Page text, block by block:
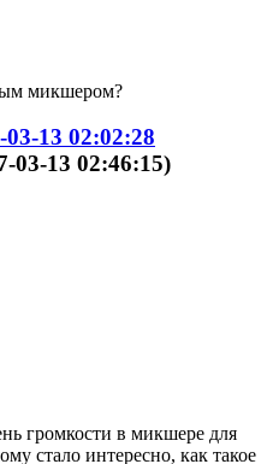
микшером?
03-13 02:02:28
03-13 02:46:15)
громкости в микшере для
стало интересно, как такое